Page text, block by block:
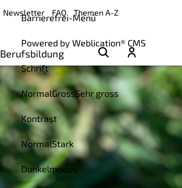
Barrierefrei-Menü
Powered by Weblication® CMS
Schrift
NormalGrossSehr gross
Kontrast
NormalStark
Dunkelmodus
Newsletter FAQ Themen A-Z
Berufsbildung